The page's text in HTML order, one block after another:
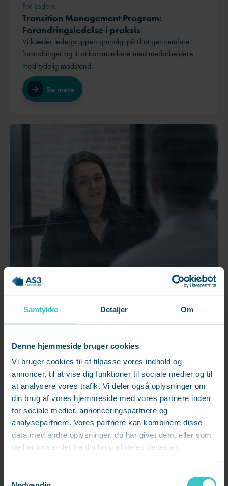
Samtykke Detaljer Om
Denne hjemmeside bruger cookies
Vi bruger cookies til at tilpasse vores indhold og
annoncer, til at vise dig funktioner til sociale medier og til
at analysere vores trafik. Vi deler også oplysninger om
din brug af vores hjemmeside med vores partnere inden
for sociale medier, annonceringspartnere og
analysepartnere. Vores partnere kan kombinere disse
data med andre oplysninger, du har givet dem, eller som
de har indsamlet fra din brug af deres tjenester.
For Ledere
Transition Management Program:
Forandringsledelse i praksis
Vi klæder ledergruppen grundigt på til at gennemføre
forandringer og til at kommunikere med medarbejdere
med tydelig modstand.
Se mere
For Ledere og HR
Lær, hvordan du vender den svære samtaler om
performance, fremtoning og adfærd til noget positivt -
Se mere